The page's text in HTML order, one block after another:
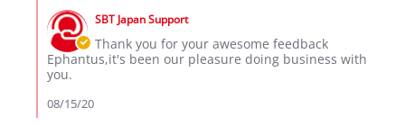
on
Aug
2020
Store
Owner
on
Review
by
EPHANTUS
K.
SBT Japan Support
Thank you for your awesome feedback
Ephantus,it's been our pleasure doing business with
you.
08/15/20